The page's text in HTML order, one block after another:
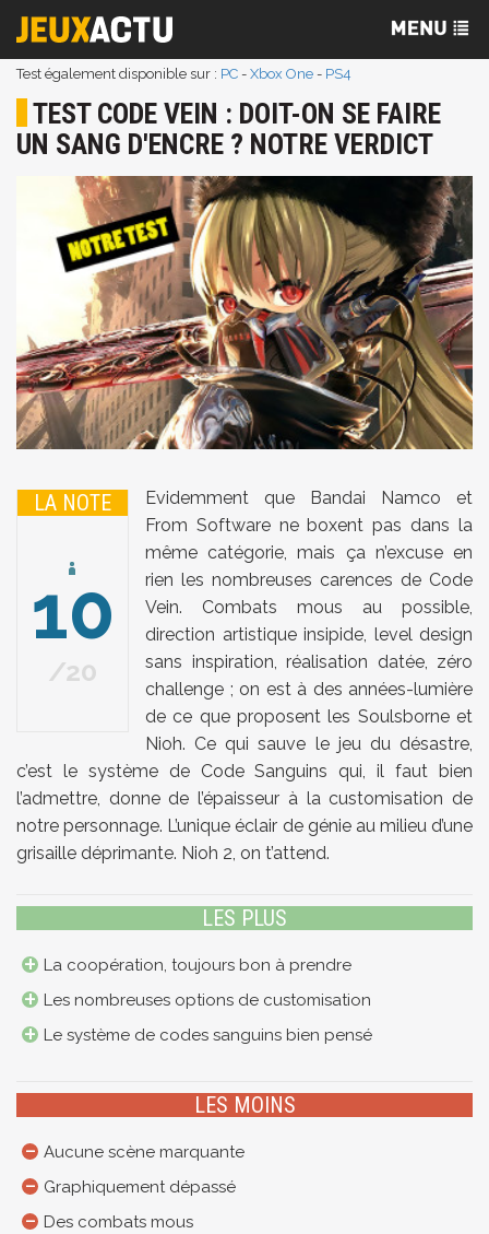
Test également disponible sur : PC - Xbox One - PS4
TEST CODE VEIN : DOIT-ON SE FAIRE
UN SANG D'ENCRE ? NOTRE VERDICT
LA NOTE
10
20
Evidemment que Bandai Namco et
From Software ne boxent pas dans la
même catégorie, mais ça n’excuse en
rien les nombreuses carences de Code
Vein. Combats mous au possible,
direction artistique insipide, level design
sans inspiration, réalisation datée, zéro
challenge ; on est à des années-lumière
de ce que proposent les Soulsborne et
Nioh. Ce qui sauve le jeu du désastre,
c’est le système de Code Sanguins qui, il faut bien
l’admettre, donne de l’épaisseur à la customisation de
notre personnage. L’unique éclair de génie au milieu d’une
grisaille déprimante. Nioh 2, on t’attend.
LES PLUS
La coopération, toujours bon à prendre
Les nombreuses options de customisation
Le système de codes sanguins bien pensé
LES MOINS
Aucune scène marquante
Graphiquement dépassé
Des combats mous